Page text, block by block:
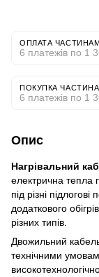
ОПЛАТА
6 платежів по 1
ПОКУПКА
6 платежів по 1
Опис
Нагрівальний
електрична тепла
під різні
додаткового
різних типів.
Двожильний
технічними